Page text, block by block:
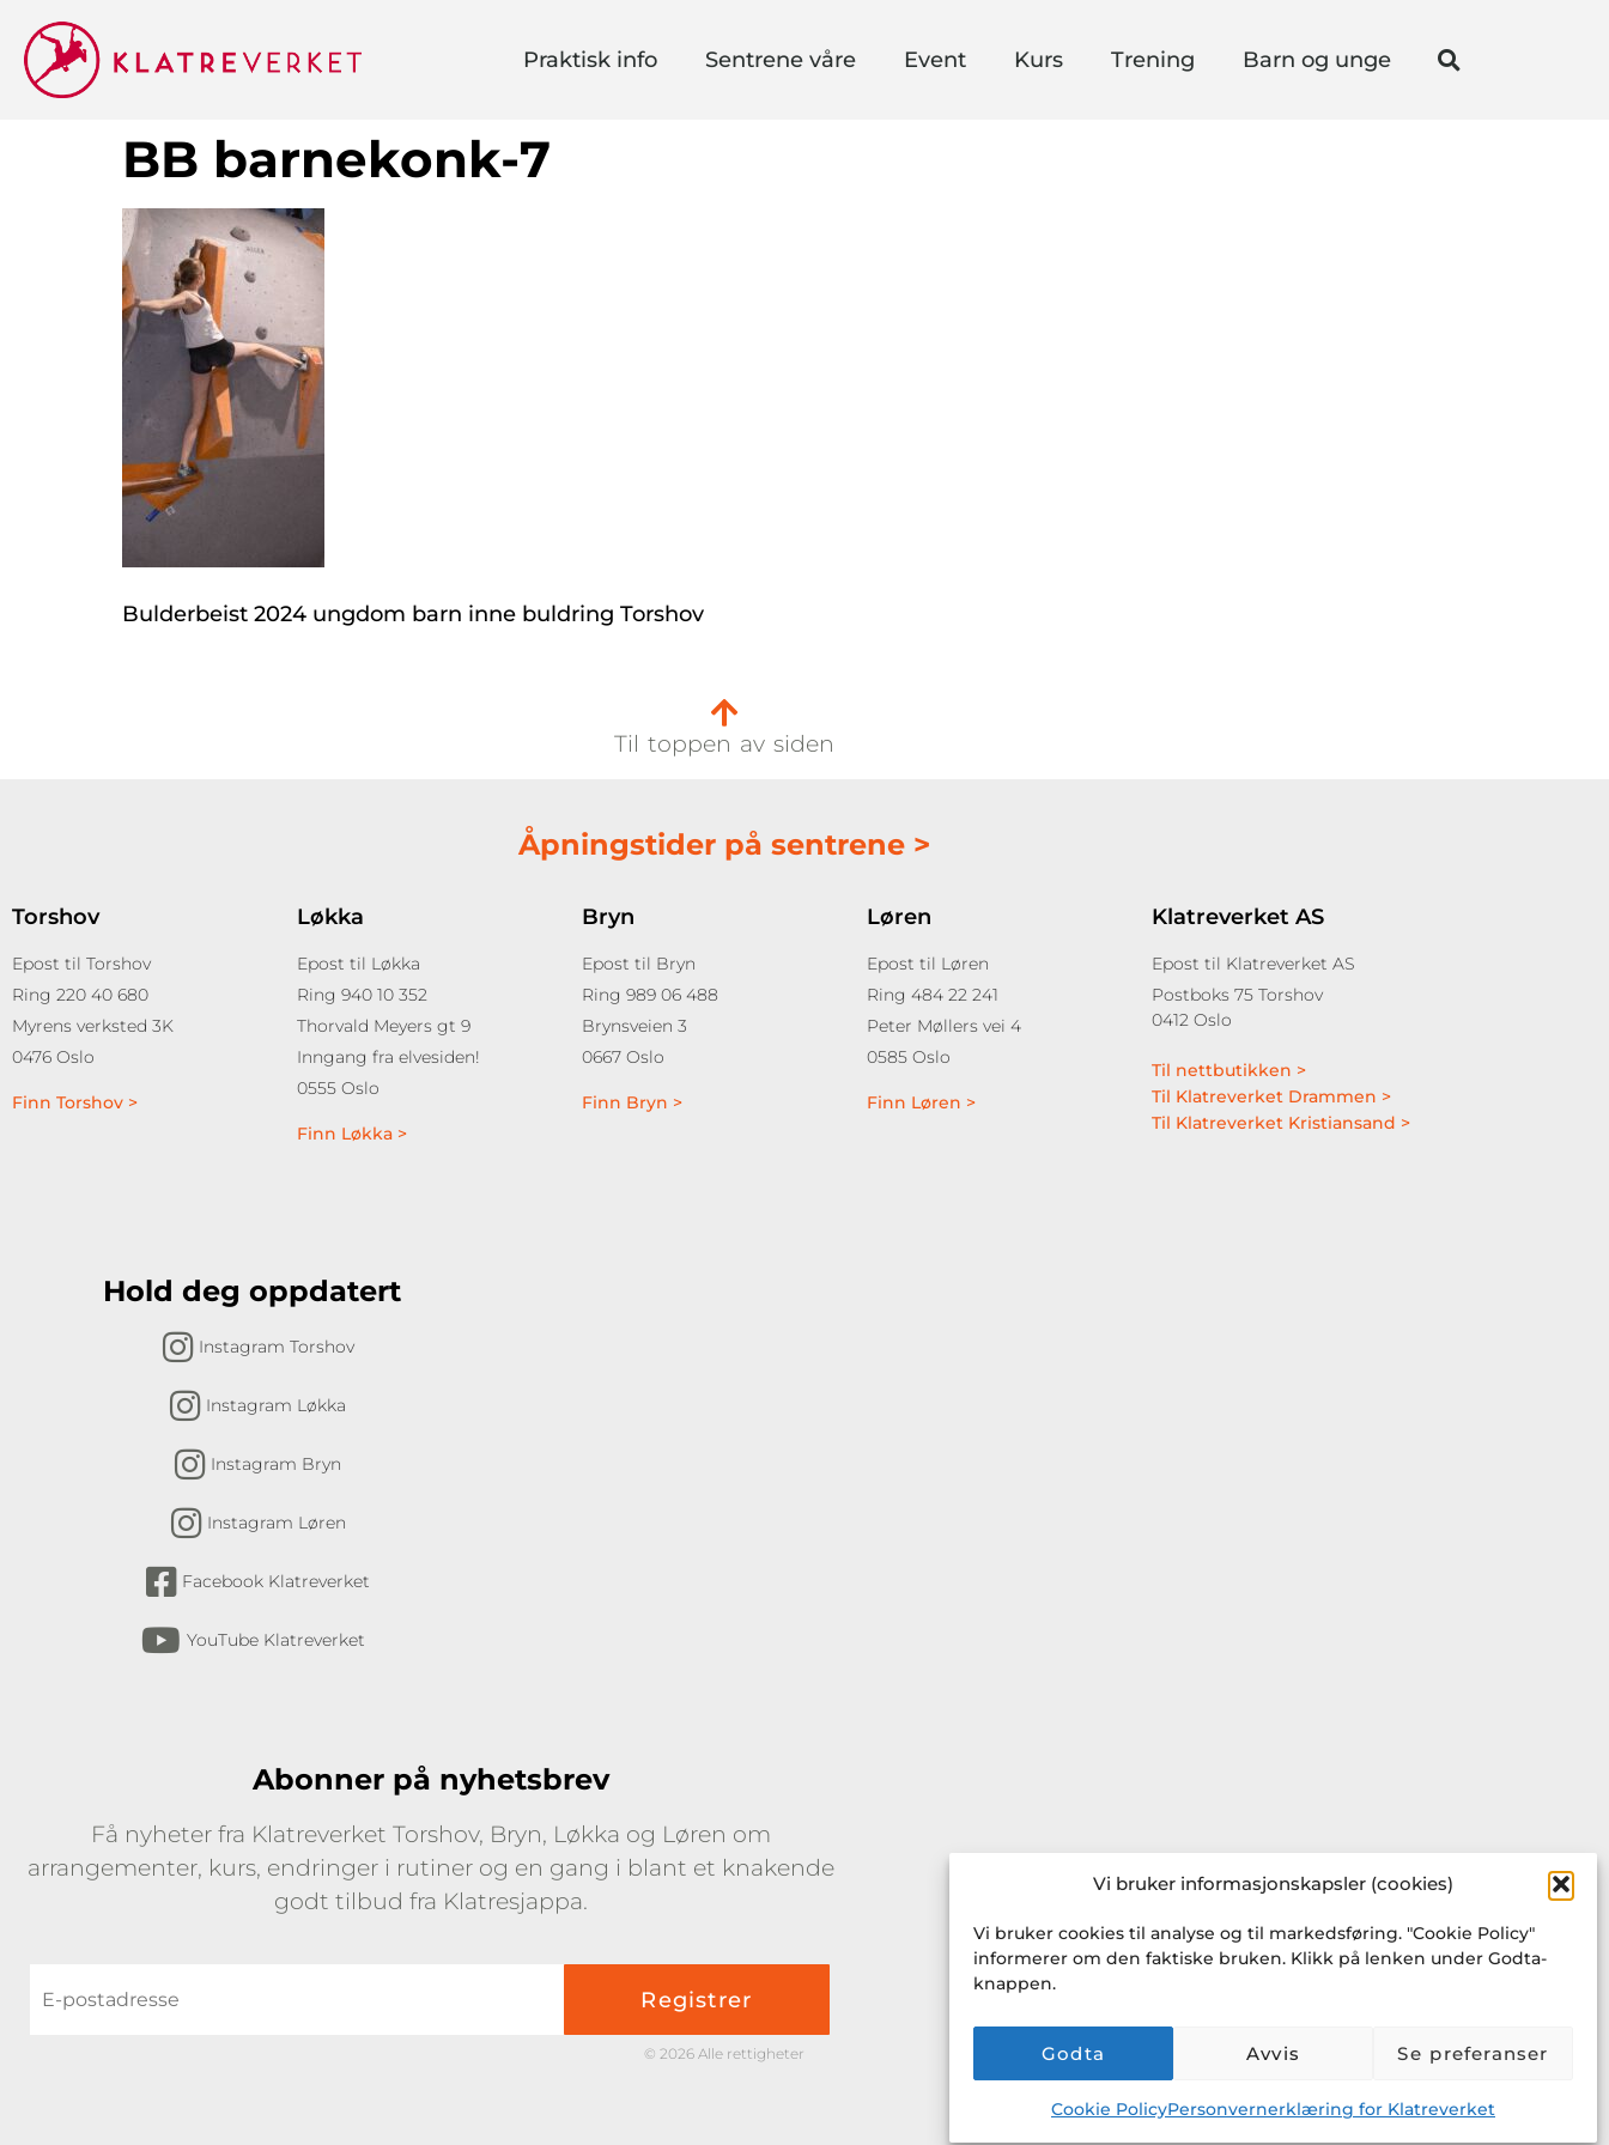
Vi bruker informasjonskapsler (cookies)
Vi bruker cookies til analyse og til markedsføring. "Cookie Policy"
informerer om den faktiske bruken. Klikk på lenken under Godta-
knappen.
Godta Avvis Se preferanser
Cookie PolicyPersonvernerklæring for Klatreverket
Praktisk info Sentrene våre Event Kurs Trening Barn og unge
BB barnekonk-7
Bulderbeist 2024 ungdom barn inne buldring Torshov
Til toppen av siden
Åpningstider på sentrene >
Torshov
Epost til Torshov
Ring 220 40 680
Myrens verksted 3K
0476 Oslo
Finn Torshov >
Løkka
Epost til Løkka
Ring 940 10 352
Thorvald Meyers gt 9
Inngang fra elvesiden!
0555 Oslo
Finn Løkka >
Bryn
Epost til Bryn
Ring 989 06 488
Brynsveien 3
0667 Oslo
Finn Bryn >
Løren
Epost til Løren
Ring 484 22 241
Peter Møllers vei 4
0585 Oslo
Finn Løren >
Klatreverket AS
Epost til Klatreverket AS
Postboks 75 Torshov
0412 Oslo
Til nettbutikken >
Til Klatreverket Drammen >
Til Klatreverket Kristiansand >
Hold deg oppdatert
Instagram Torshov
Instagram Løkka
Instagram Bryn
Instagram Løren
Facebook Klatreverket
YouTube Klatreverket
Abonner på nyhetsbrev
Få nyheter fra Klatreverket Torshov, Bryn, Løkka og Løren om
arrangementer, kurs, endringer i rutiner og en gang i blant et knakende
godt tilbud fra Klatresjappa.
© 2026 Alle rettigheter